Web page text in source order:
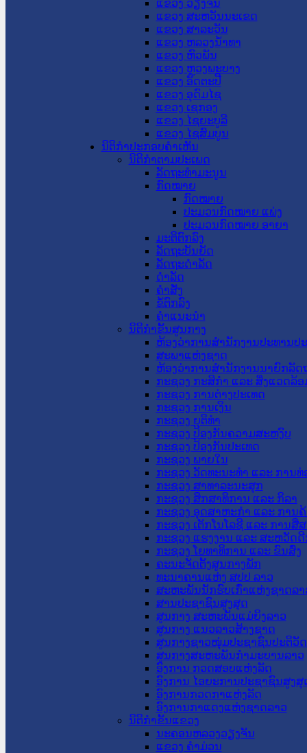
ແຂວງ ວຽງຈັນ
ແຂວງ ສະຫວັນນະເຂດ
ແຂວງ ສາລະວັນ
ແຂວງ ຫລວງນໍ້າທາ
ແຂວງ ຫົວພັນ
ແຂວງ ຫຼວງພະບາງ
ແຂວງ ອັດຕະປື
ແຂວງ ອຸດົມໄຊ
ແຂວງ ເຊກອງ
ແຂວງ ໄຊຍະບູລີ
ແຂວງ ໄຊສົມບູນ
ນິຕິກໍາປະກອບຄໍາເຫັນ
ນິຕິກໍາຕາມປະເພດ
ລັດຖະທໍາມະນູນ
ກົດໝາຍ
ກົດໝາຍ
ປະມວນກົດໝາຍ ແພ່ງ
ປະມວນກົດໝາຍ ອາຍາ
ມະຕິຕົກລົງ
ລັດຖະບັນຍັດ
ລັດຖະດໍາລັດ
ດໍາລັດ
ຄໍາສັ່ງ
ຂໍ້ຕົກລົງ
ຄໍາແນະນໍາ
ນິຕິກຳຂັ້ນສູນກາງ
ຫ້ອງວ່າການສໍານັກງານປະທານປ
ສະພາແຫ່ງຊາດ
ຫ້ອງວ່າການສຳນັກງານນາຍົກລັດ
ກະຊວງ ກະສິກຳ ແລະ ສິ່ງແວດລ້ອ
ກະຊວງ ການຕ່າງປະເທດ
ກະຊວງ ການເງິນ
ກະຊວງ ຍຸຕິທໍາ
ກະຊວງ ປ້ອງກັນຄວາມສະຫງົບ
ກະຊວງ ປ້ອງກັນປະເທດ
ກະຊວງ ພາຍໃນ
ກະຊວງ ວັດທະນະທຳ ແລະ ການທ່
ກະຊວງ ສາທາລະນະສຸກ
ກະຊວງ ສຶກສາທິການ ແລະ ກິລາ
ກະຊວງ ອຸດສາຫະກຳ ແລະ ການຄ້
ກະຊວງ ເຕັກໂນໂລຊີ ແລະ ການສື່
ກະຊວງ ແຮງງານ ແລະ ສະຫວັດ
ກະຊວງ ໂຍທາທິການ ແລະ ຂົນສົ່ງ
ຄະນະຈັດຕັ້ງສູນກາງພັກ
ທະນາຄານແຫ່ງ ສປປ ລາວ
ສະຫະພັນນັກຮົບເກົ່າແຫ່ງຊາດລາ
ສານປະຊາຊົນສູງສຸດ
ສູນກາງ ສະຫະພັນແມ່ຍິງລາວ
ສູນກາງ ແນວລາວສ້າງຊາດ
ສູນກາງຊາວໜຸ່ມປະຊາຊົນປະຕິວັ
ສູນກາງສະຫະພັນກຳມະບານລາວ
ອົງການ ກວດສອບແຫ່ງລັດ
ອົງການ ໄອຍະການປະຊາຊົນສູງສຸ
ອົງການກວດກາແຫ່ງລັດ
ອົງການກາແດງແຫ່ງຊາດລາວ
ນິຕິກໍາຂັ້ນແຂວງ
ນະ​ຄອນ​ຫລວງວຽງຈັນ
ແຂວງ ຄໍາມ່ວນ